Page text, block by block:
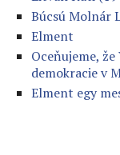
Búcsú Molnár
Elment
Oceňujeme,
demokracie v
Elment egy